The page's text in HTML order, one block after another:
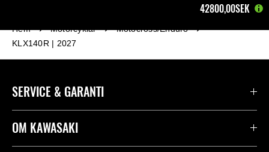
42800,00SEK
Hem Motorcyklar
Motocross/Enduro
KLX140R | 2027
SERVICE & GARANTI
Kontakta oss
OM KAWASAKI